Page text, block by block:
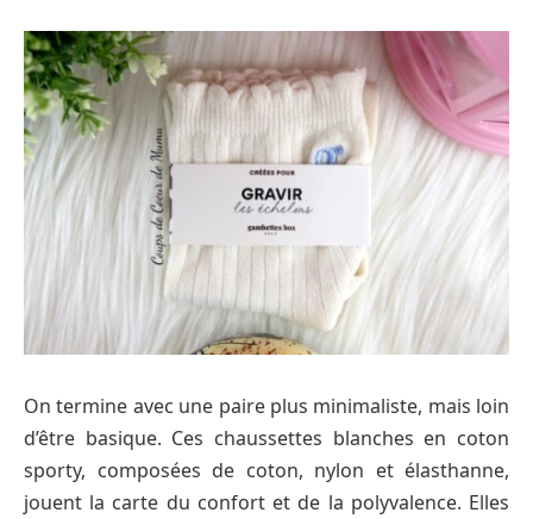
On termine avec une paire plus minimaliste, mais loin
d’être basique. Ces chaussettes blanches en coton
sporty, composées de coton, nylon et élasthanne,
jouent la carte du confort et de la polyvalence. Elles